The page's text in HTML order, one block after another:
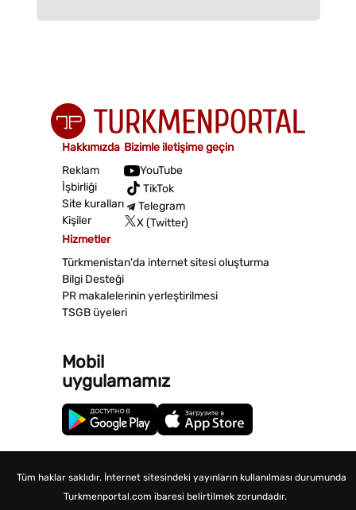
Hakkımızda
Reklam
İşbirliği
Site kuralları
Kişiler
Bizimle iletişime geçin
YouTube
TikTok
Telegram
X (Twitter)
Hizmetler
Türkmenistan'da internet sitesi oluşturma
Bilgi Desteği
PR makalelerinin yerleştirilmesi
TSGB üyeleri
Mobil
uygulamamız
Tüm haklar saklıdır. İnternet sitesindeki yayınların kullanılması durumunda
Turkmenportal.com ibaresi belirtilmek zorundadır.